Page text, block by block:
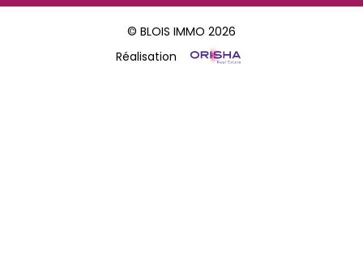
© BLOIS IMMO 2026
Réalisation